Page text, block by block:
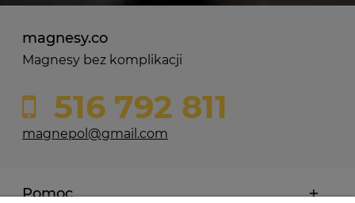
magnesy.co
Magnesy bez komplikacji
516 792 811
magnepol@gmail.com
Pomoc